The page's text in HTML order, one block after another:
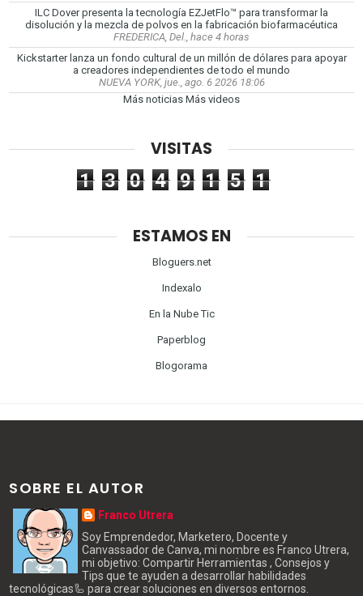
ILC Dover presenta la tecnología EZJetFlo™ para transformar la
disolución y la mezcla de polvos en la fabricación biofarmacéutica
FREDERICA, Del., hace 4 horas
Kickstarter lanza un fondo cultural de un millón de dólares para apoyar
a creadores independientes de todo el mundo
NUEVA YORK, jue., ago. 6 2026 18:06
Más noticias Más videos
VISITAS
1 3 0 4 9 1 5 1
ESTAMOS EN
Bloguers.net
Indexalo
En la Nube Tic
Paperblog
Blogorama
SOBRE EL AUTOR
Franco Utrera
Soy Emprendedor, Marketero, Docente y
Canvassador de Canva, mi nombre es Franco Utrera,
mi objetivo: Compartir Herramientas , Consejos y
Tips que te ayuden a desarrollar habilidades
tecnológicas🦾 para crear soluciones en diversos entornos.